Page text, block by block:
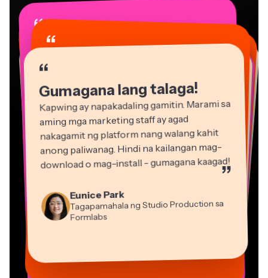
“
Gumagana lang talaga!
Kapwing ay napakadaling gamitin. Marami sa
aming mga marketing staff ay agad
nakagamit ng platform nang walang kahit
anong paliwanag. Hindi na kailangan mag-
download o mag-install - gumagana kaagad!”
Tagapamahala ng Studio Production sa
Formlabs
“
“
AuthentIQMarketing.com
“
Panos Papagapiou
Kasamang Tagapamahala sa EPATHLON
“
“
Gracie Peng
Direktor ng Nilalaman
“
Editor ng Video
“
Natasha Ball
“
Mitch Rawlings
“
Dina Segovia
Virtual Manggagawa sa Freelance